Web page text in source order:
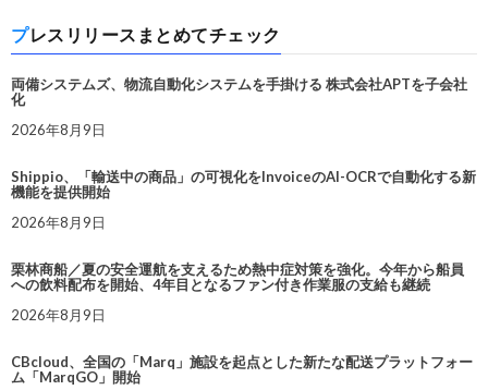
プレスリリースまとめてチェック
両備システムズ、物流自動化システムを手掛ける 株式会社APTを子会社
化
2026年8月9日
Shippio、「輸送中の商品」の可視化をInvoiceのAI-OCRで自動化する新
機能を提供開始
2026年8月9日
栗林商船／夏の安全運航を支えるため熱中症対策を強化。今年から船員
への飲料配布を開始、4年目となるファン付き作業服の支給も継続
2026年8月9日
CBcloud、全国の「Marq」施設を起点とした新たな配送プラットフォー
ム「MarqGO」開始